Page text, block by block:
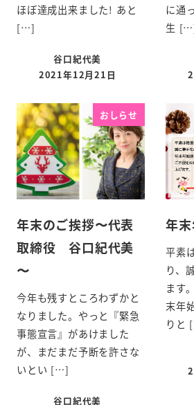
ほぼ達成出来ました! あと
[…]
谷口紀代美
2021年12月21日
に通
生
おしらせ
年末のご挨拶〜代表
取締役 谷口紀代美
〜
今年も残すところわずかと
なりました。やっと『緊急
事態宣言』があけました
が、まだまだ予断を許さな
いとい […]
谷口紀代美
年
平素
り、
ます
末年
りと